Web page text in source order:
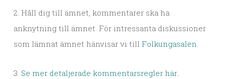
2. Håll dig till ämnet, kommentarer ska ha
anknytning till ämnet. För intressanta diskussioner
som lämnat ämnet hänvisar vi till Folkungasalen.
3. Se mer detaljerade kommentarsregler här..